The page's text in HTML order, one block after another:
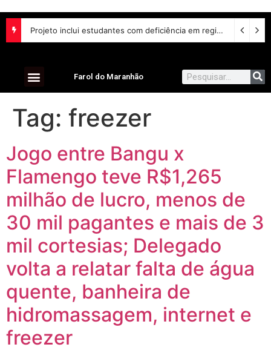
Projeto inclui estudantes com deficiência em regime escolar especial
Farol do Maranhão
Tag: freezer
Jogo entre Bangu x
Flamengo teve R$1,265
milhão de lucro, menos de
30 mil pagantes e mais de 3
mil cortesias; Delegado
volta a relatar falta de água
quente, banheira de
hidromassagem, internet e
freezer